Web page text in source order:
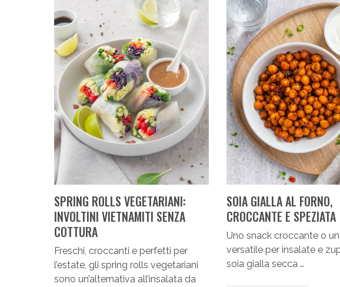
SPRING ROLLS VEGETARIANI:
INVOLTINI VIETNAMITI SENZA
COTTURA
Freschi, croccanti e perfetti per
l’estate, gli spring rolls vegetariani
sono un’alternativa all’insalata da
SOIA GIALLA AL FORNO,
CROCCANTE E SPEZIATA
Uno snack croccante o
versatile per insalate e
soia gialla secca …